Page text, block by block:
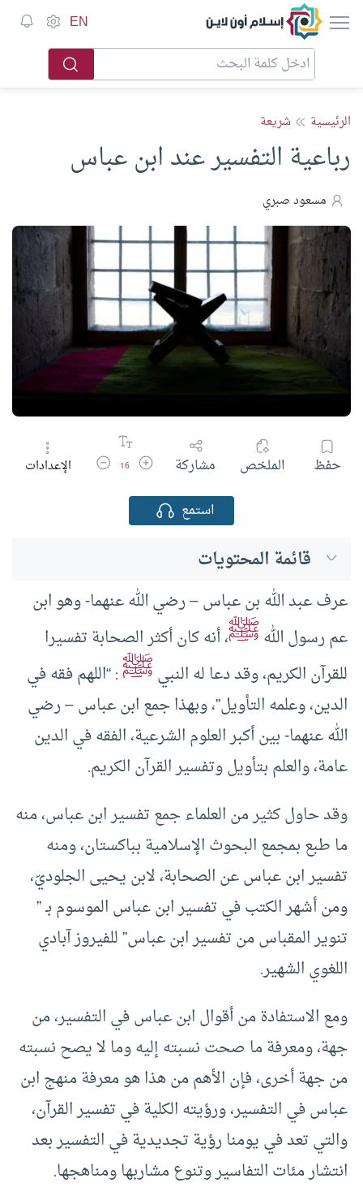
إسلام أون لاين EN
الرئيسية شريعة
رباعية التفسير عند ابن عباس
مسعود صبري
حفظ الملخص مشاركة زيادة حجم الخط
16 تقليل حجم الخط
الإعدادات
استمع
قائمة المحتويات
عرف عبد الله بن عباس – رضي الله عنهما- وهو ابن
عم رسول اللهﷺ، أنه كان أكثر الصحابة تفسيرا
للقرآن الكريم، وقد دعا له النبيﷺ: “اللهم فقه في
الدين، وعلمه التأويل”، وبهذا جمع ابن عباس – رضي
الله عنهما- بين أكبر العلوم الشرعية، الفقه في الدين
عامة، والعلم بتأويل وتفسير القرآن الكريم.
وقد حاول كثير من العلماء جمع تفسير ابن عباس، منه
ما طبع بمجمع البحوث الإسلامية بباكستان، ومنه
تفسير ابن عباس عن الصحابة، لابن يحيى الجلوديّ،
ومن أشهر الكتب في تفسير ابن عباس الموسوم بـ ”
تنوير المقباس من تفسير ابن عباس” للفيروز آبادي
اللغوي الشهير.
ومع الاستفادة من أقوال ابن عباس في التفسير، من
جهة، ومعرفة ما صحت نسبته إليه وما لا يصح نسبته
من جهة أخرى، فإن الأهم من هذا هو معرفة منهج ابن
عباس في التفسير، ورؤيته الكلية في تفسير القرآن،
والتي تعد في يومنا رؤية تجديدية في التفسير بعد
انتشار مئات التفاسير وتنوع مشاربها ومناهجها.